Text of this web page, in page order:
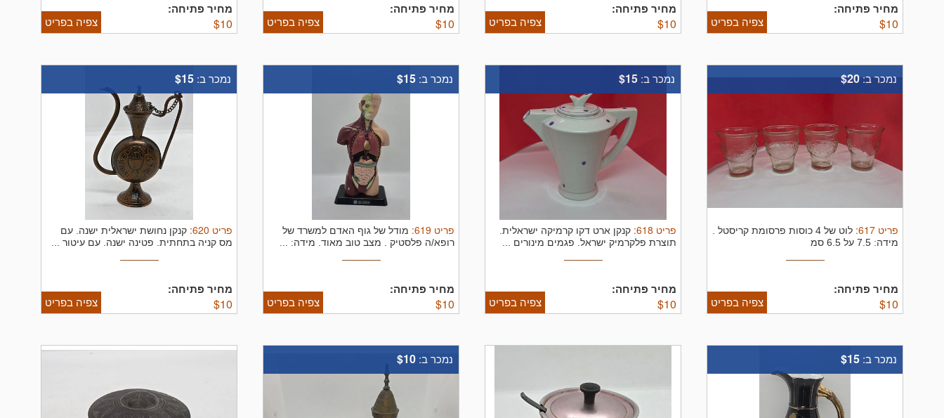
מחיר פתיחה:
$10 צפיה בפריט
מחיר פתיחה:
$10 צפיה בפריט
מחיר פתיחה:
$10 צפיה בפריט
מחיר פתיחה:
$10 צפיה בפריט
נמכר ב: $20
פריט 617
:
לוט של 4 כוסות פרסומת קריסטל .
מידה: 7.5 על 6.5 סמ
מחיר פתיחה:
$10 צפיה בפריט
נמכר ב: $15
פריט 618
: קנקן ארט דקו קרמיקה ישראלית.
תוצרת פלקרמיק ישראל. פגמים מינורים ...
מחיר פתיחה:
$10 צפיה בפריט
נמכר ב: $15
פריט 619
: מודל של גוף האדם למשרד של
רופא/ה פלסטיק . מצב טוב מאוד. מידה: ...
מחיר פתיחה:
$10 צפיה בפריט
נמכר ב: $15
פריט 620
: קנקן נחושת ישראלית ישנה. עם
מס קניה בתחתית. פטינה ישנה. עם עיטור ...
מחיר פתיחה:
$10 צפיה בפריט
נמכר ב: $15 נמכר ב: $10